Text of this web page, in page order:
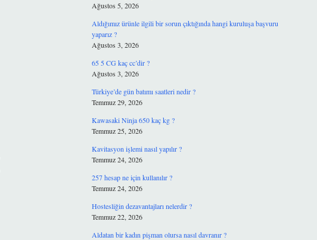
Ağustos 5, 2026
Aldığımız ürünle ilgili bir sorun çıktığında hangi kuruluşa başvuru
yaparız ?
Ağustos 3, 2026
65 5 CG kaç cc’dir ?
Ağustos 3, 2026
Türkiye’de gün batımı saatleri nedir ?
Temmuz 29, 2026
Kawasaki Ninja 650 kaç kg ?
Temmuz 25, 2026
Kavitasyon işlemi nasıl yapılır ?
Temmuz 24, 2026
257 hesap ne için kullanılır ?
Temmuz 24, 2026
Hostesliğin dezavantajları nelerdir ?
Temmuz 22, 2026
Aldatan bir kadın pişman olursa nasıl davranır ?